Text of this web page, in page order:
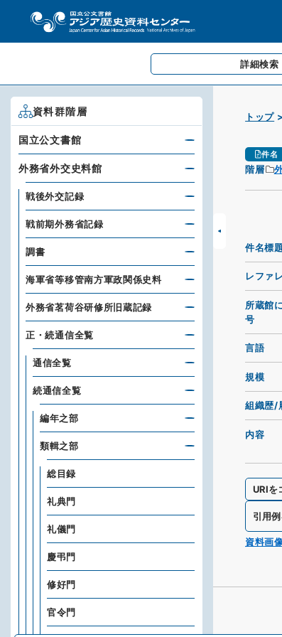
詳細検索
トップ
件名
階層
件名標題
レファ
所蔵館
号
言語
規模
組織歴/
内容
URIを
引用
資料画
資料群階層
国立公文書館
外務省外交史料館
戦後外交記録
戦前期外務省記録
調書
海軍省等移管南方軍政関係史料
外務省茗荷谷研修所旧蔵記録
正・続通信全覧
通信全覧
続通信全覧
編年之部
類輯之部
総目録
礼典門
礼儀門
慶弔門
修好門
官令門